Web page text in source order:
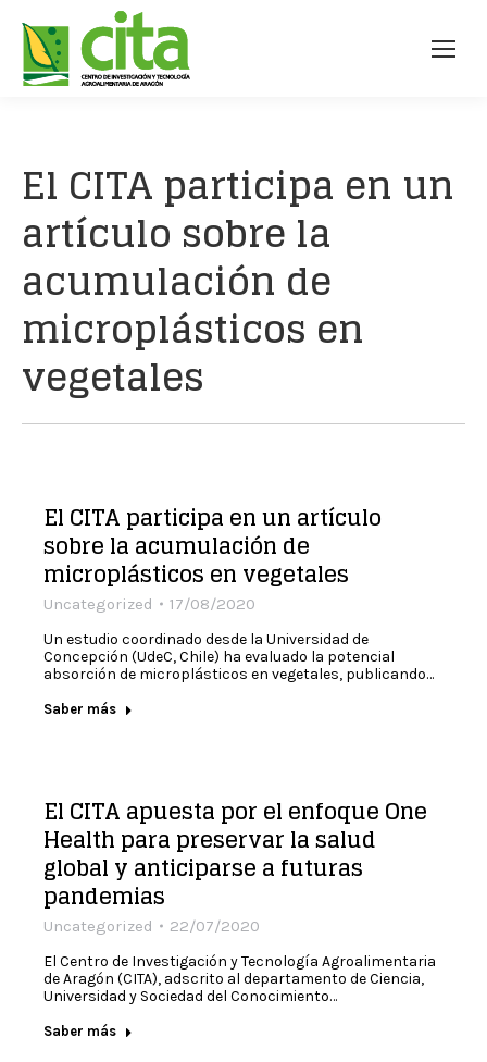
El CITA participa en un
artículo sobre la
acumulación de
microplásticos en
vegetales
El CITA participa en un artículo
sobre la acumulación de
microplásticos en vegetales
Uncategorized 17/08/2020
Un estudio coordinado desde la Universidad de
Concepción (UdeC, Chile) ha evaluado la potencial
absorción de microplásticos en vegetales, publicando…
Saber más
El CITA apuesta por el enfoque One
Health para preservar la salud
global y anticiparse a futuras
pandemias
Uncategorized 22/07/2020
El Centro de Investigación y Tecnología Agroalimentaria
de Aragón (CITA), adscrito al departamento de Ciencia,
Universidad y Sociedad del Conocimiento…
Saber más